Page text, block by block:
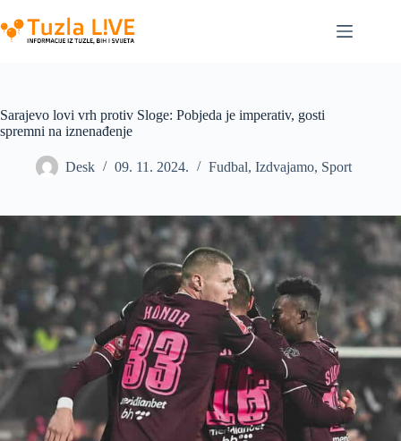
to
content
Sarajevo lovi vrh protiv Sloge: Pobjeda je imperativ, gosti
spremni na iznenađenje
Desk 09. 11. 2024. Fudbal, Izdvajamo, Sport